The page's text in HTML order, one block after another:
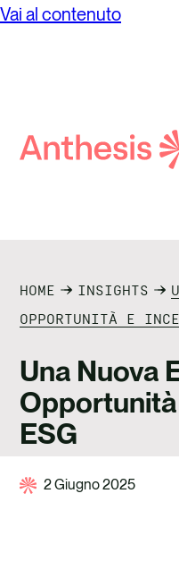
Vai al contenuto
IL NOSTRO IMPATTO
RISORSE
CARRIERE
CONTATTO
Ricerca
HOME INSIGHTS
OPPORTUNITÀ E
Una Nuova
ESG
2 Giugno 2025